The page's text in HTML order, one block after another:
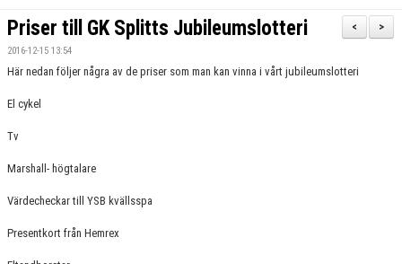
INTRESSEANMÄLAN
STÖDMEDLEM
SPONSRING
>
<
Priser till GK Splitts Jubileumslotteri
2016-12-15 13:54
Här nedan följer några av de priser som man kan vinna i vårt jubileumslotteri
El cykel
Tv
Marshall- högtalare
Värdecheckar till YSB kvällsspa
Presentkort från Hemrex